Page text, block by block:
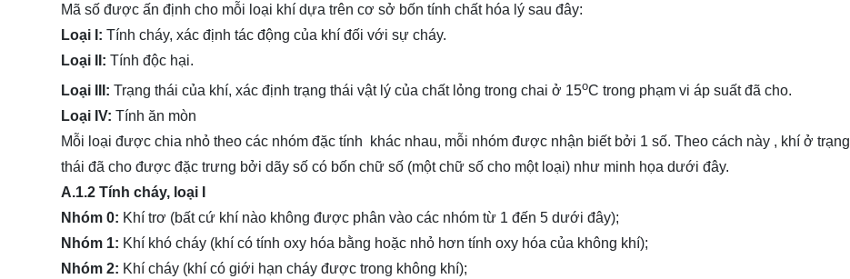
Mã số được ấn định cho mỗi loại khí dựa trên cơ sở bốn tính chất hóa lý sau đây:
Loại I: Tính cháy, xác định tác động của khí đối với sự cháy.
Loại II: Tính độc hại.
Loại III: Trạng thái của khí, xác định trạng thái vật lý của chất lỏng trong chai ở 15oC trong phạm vi áp suất đã cho.
Loại IV: Tính ăn mòn
Mỗi loại được chia nhỏ theo các nhóm đặc tính khác nhau, mỗi nhóm được nhận biết bởi 1 số. Theo cách này , khí ở trạng
thái đã cho được đặc trưng bởi dãy số có bốn chữ số (một chữ số cho một loại) như minh họa dưới đây.
A.1.2 Tính cháy, loại I
Nhóm 0: Khí trơ (bất cứ khí nào không được phân vào các nhóm từ 1 đến 5 dưới đây);
Nhóm 1: Khí khó cháy (khí có tính oxy hóa bằng hoặc nhỏ hơn tính oxy hóa của không khí);
Nhóm 2: Khí cháy (khí có giới hạn cháy được trong không khí);